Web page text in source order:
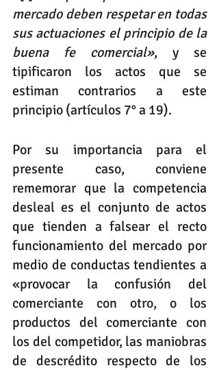
mercado deben respetar en todas
sus actuaciones el principio de la
buena fe comercial», y se
tipificaron los actos que se
estiman contrarios a este
principio (artículos 7° a 19).
Por su importancia para el
presente caso, conviene
rememorar que la competencia
desleal es el conjunto de actos
que tienden a falsear el recto
funcionamiento del mercado por
medio de conductas tendientes a
«provocar la confusión del
comerciante con otro, o los
productos del comerciante con
los del competidor, las maniobras
de descrédito respecto de los